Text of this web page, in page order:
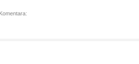
Komentara: